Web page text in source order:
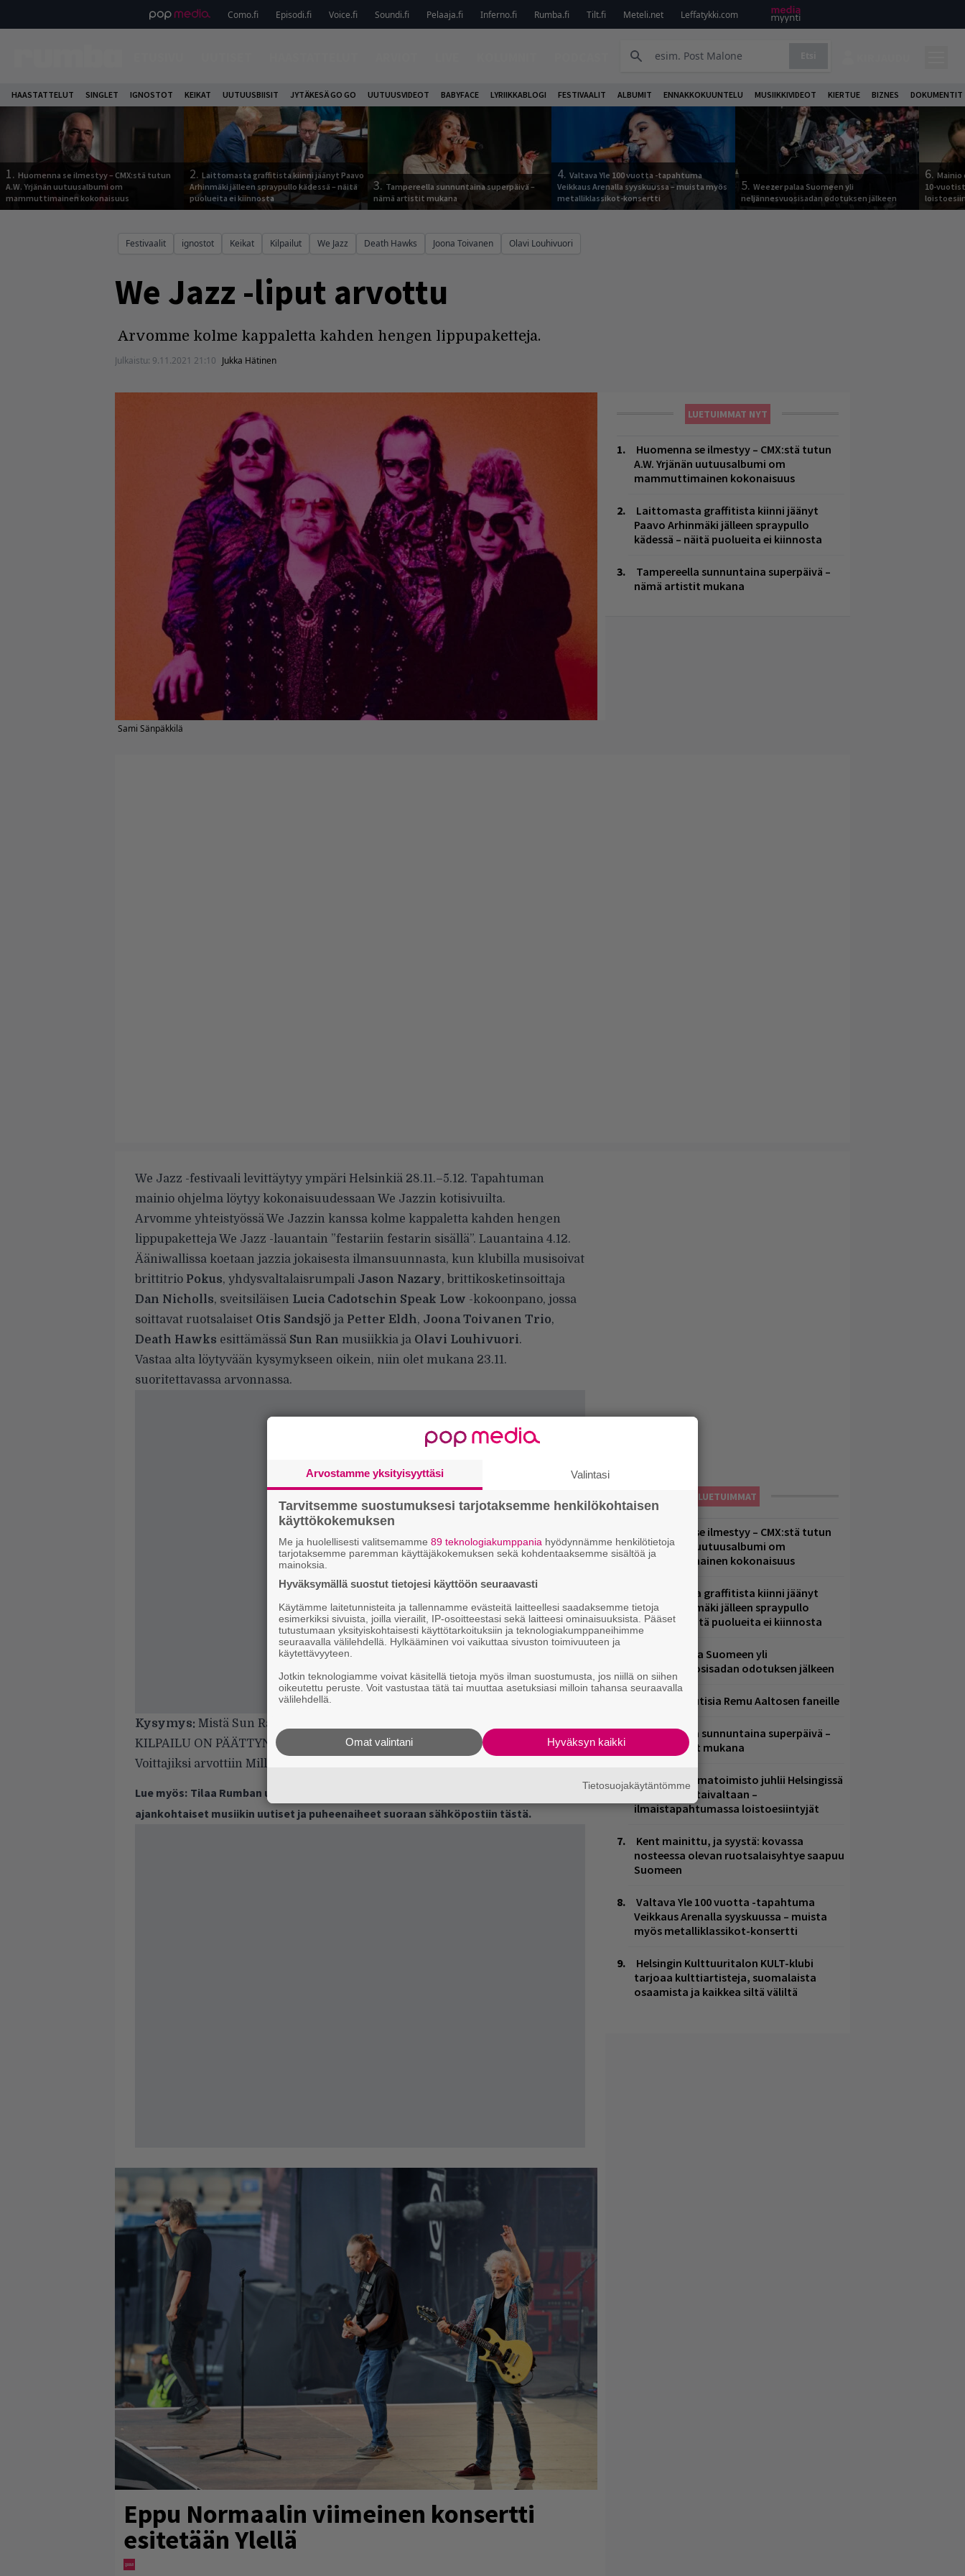
Como.fi Episodi.fi Voice.fi Soundi.fi Pelaaja.fi Inferno.fi Rumba.fi Tilt.fi Meteli.net Leffatykki.com
HAASTATTELUT SINGLET IGNOSTOT KEIKAT UUTUUSBIISIT JYTÄKESÄ GO GO UUTUUSVIDEOT BABYFACE LYRIIKKABLOGI FESTIVAALIT ALBUMIT ENNAKKOKUUNTELU MUSIIKKIVIDEOT KIERTUE BIZNES DOKUMENTIT
1. Huomenna se ilmestyy – CMX:stä tutun
A.W. Yrjänän uutuusalbumi om
mammuttimainen kokonaisuus
2. Laittomasta graffitista kiinni jäänyt Paavo
Arhinmäki jälleen spraypullo kädessä – näitä
puolueita ei kiinnosta
3. Tampereella sunnuntaina superpäivä –
nämä artistit mukana
4. Valtava Yle 100 vuotta -tapahtuma
Veikkaus Arenalla syyskuussa – muista myös
metalliklassikot-konsertti
5. Weezer palaa Suomeen yli
neljännesvuosisadan odotuksen jälkeen
6.
10-
Festivaalit ignostot Keikat Kilpailut We Jazz Death Hawks Joona Toivanen Olavi Louhivuori
We Jazz -liput arvottu
Arvomme kolme kappaletta kahden hengen lippupaketteja.
Julkaistu: 9.11.2021 21:10 Jukka Hätinen
Sami Sänpäkkilä
LUETUIMMAT NYT
Huomenna se ilmestyy – CMX:stä tutun
A.W. Yrjänän uutuusalbumi om
mammuttimainen kokonaisuus
Laittomasta graffitista kiinni jäänyt
Paavo Arhinmäki jälleen spraypullo
kädessä – näitä puolueita ei kiinnosta
Tampereella sunnuntaina superpäivä –
nämä artistit mukana
We Jazz -festivaali levittäytyy ympäri Helsinkiä 28.11.–5.12. Tapahtuman
mainio ohjelma löytyy kokonaisuudessaan We Jazzin kotisivuilta.
Arvomme yhteistyössä We Jazzin kanssa kolme kappaletta kahden hengen
lippupaketteja We Jazz -lauantain ”festariin festarin sisällä”. Lauantaina 4.12.
Ääniwallissa koetaan jazzia jokaisesta ilmansuunnasta, kun klubilla musisoivat
brittitrio Pokus, yhdysvaltalaisrumpali Jason Nazary, brittikosketinsoittaja
Dan Nicholls, sveitsiläisen Lucia Cadotschin Speak Low -kokoonpano, jossa
soittavat ruotsalaiset Otis Sandsjö ja Petter Eldh, Joona Toivanen Trio,
Death Hawks esittämässä Sun Ran musiikkia ja Olavi Louhivuori.
Vastaa alta löytyvään kysymykseen oikein, niin olet mukana 23.11.
suoritettavassa arvonnassa.
Kysymys: Mistä Sun Ra kertoi olleensa kotoisin?
KILPAILU ON PÄÄTTYNYT. Sun Ra väitti olleensa kotoisin Saturnukselta.
Voittajiksi arvottiin Milla Salminen, Sampsa Kujala ja Matti Myllyniemi.
Lue myös: Tilaa Rumban uutiskirje ja tiedät mistä kahvitauolla puhutaan! Nappaa
ajankohtaiset musiikin uutiset ja puheenaiheet suoraan sähköpostiin tästä.
Eppu Normaalin viimeinen konsertti
esitetään Ylellä
LUETUIMMAT
Huomenna se ilmestyy – CMX:stä tutun
A.W. Yrjänän uutuusalbumi om
mammuttimainen kokonaisuus
Laittomasta graffitista kiinni jäänyt
Paavo Arhinmäki jälleen spraypullo
kädessä – näitä puolueita ei kiinnosta
Weezer palaa Suomeen yli
neljännesvuosisadan odotuksen jälkeen
Mainioita uutisia Remu Aaltosen faneille
Tampereella sunnuntaina superpäivä –
nämä artistit mukana
Mainio ohjelmatoimisto juhlii Helsingissä
10-vuotista taivaltaan –
ilmaistapahtumassa loistoesiintyjät
Kent mainittu, ja syystä: kovassa
nosteessa olevan ruotsalaisyhtye saapuu
Suomeen
Valtava Yle 100 vuotta -tapahtuma
Veikkaus Arenalla syyskuussa – muista
myös metalliklassikot-konsertti
Helsingin Kulttuuritalon KULT-klubi
tarjoaa kulttiartisteja, suomalaista
osaamista ja kaikkea siltä väliltä
Arvostamme yksityisyyttäsi Valintasi
Tarvitsemme suostumuksesi tarjotaksemme henkilökohtaisen
käyttökokemuksen
Me ja huolellisesti valitsemamme 89 teknologiakumppania hyödynnämme henkilötietoja
tarjotaksemme paremman käyttäjäkokemuksen sekä kohdentaaksemme sisältöä ja
mainoksia.
Hyväksymällä suostut tietojesi käyttöön seuraavasti
Käytämme laitetunnisteita ja tallennamme evästeitä laitteellesi saadaksemme tietoja
esimerkiksi sivuista, joilla vierailit, IP-osoitteestasi sekä laitteesi ominaisuuksista. Pääset
tutustumaan yksityiskohtaisesti käyttötarkoituksiin ja teknologiakumppaneihimme
seuraavalla välilehdellä. Hylkääminen voi vaikuttaa sivuston toimivuuteen ja
käytettävyyteen.
Jotkin teknologiamme voivat käsitellä tietoja myös ilman suostumusta, jos niillä on siihen
oikeutettu peruste. Voit vastustaa tätä tai muuttaa asetuksiasi milloin tahansa seuraavalla
välilehdellä.
Hyväksyn kaikki
Omat valintani
Tietosuojakäytäntömme